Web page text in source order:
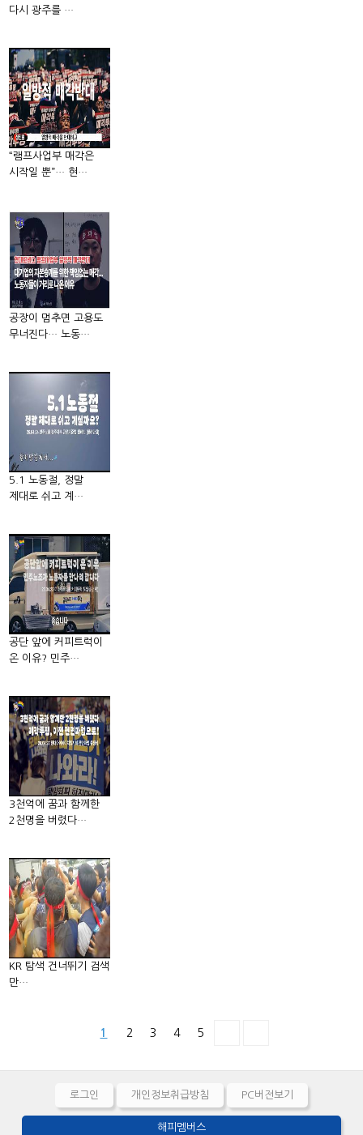
다시 광주를 …
“램프사업부 매각은
시작일 뿐”… 현…
공장이 멈추면 고용도
무너진다… 노동…
5.1 노동절, 정말
제대로 쉬고 계…
공단 앞에 커피트럭이
온 이유? 민주…
3천억에 꿈과 함께한
2천명을 버렸다…
KR 탐색 건너뛰기 검색
만…
1 2 3 4 5
로그인 개인정보취급방침 PC버전보기
해피멤버스